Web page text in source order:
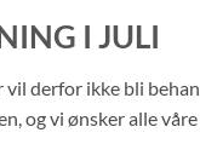
I JULI
derfor ikke bli
og vi ønsker alle